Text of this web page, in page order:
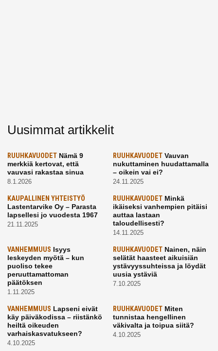
Uusimmat artikkelit
RUUHKAVUODET Nämä 9
merkkiä kertovat, että
vauvasi rakastaa sinua
8.1.2026
RUUHKAVUODETVauvan
nukuttaminen huudattamalla
– oikein vai ei?
24.11.2025
KAUPALLINEN YHTEISTYÖ
Lastentarvike Oy – Parasta
lapsellesi jo vuodesta 1967
21.11.2025
RUUHKAVUODETMinkä
ikäiseksi vanhempien pitäisi
auttaa lastaan
taloudellisesti?
14.11.2025
VANHEMMUUS Isyys
leskeyden myötä – kun
puoliso tekee
peruuttamattoman
päätöksen
1.11.2025
RUUHKAVUODETNainen, näin
selätät haasteet aikuisiän
ystävyyssuhteissa ja löydät
uusia ystäviä
7.10.2025
VANHEMMUUS Lapseni eivät
käy päiväkodissa – riistänkö
heiltä oikeuden
varhaiskasvatukseen?
4.10.2025
RUUHKAVUODETMiten
tunnistaa hengellinen
väkivalta ja toipua siitä?
4.10.2025